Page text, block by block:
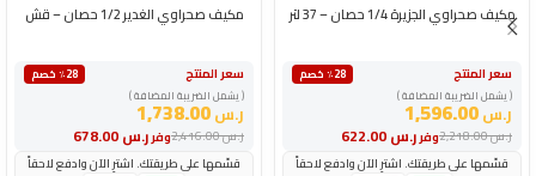
مكيف صحراوي الجزيرة 1/4 حصان – 37 لتر
سعر المنتج
٪28 خصم
( يشمل الضريبة المضافة )
ر.س1,596.00
وفرر.س ر.س2,218.00
قسّمها على طريقتك. اشترِ الآن وادفع لاحقاً
مكيف صحراوي الغدير 1/2 حصان – قش
سعر المنتج
٪28 خصم
( يشمل الضريبة المضافة )
ر.س1,738.00
وفرر.س ر.س2,416.00
قسّمها على طريقتك. اشترِ الآن وادفع لاحقاً